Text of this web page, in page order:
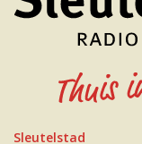
Sleutelstad